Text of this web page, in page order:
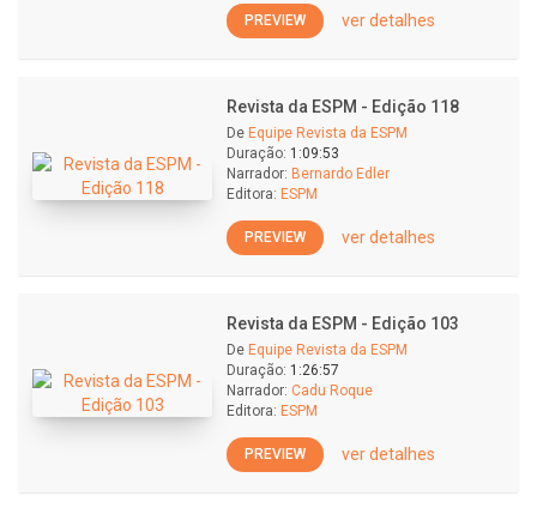
PREVIEW ver detalhes
Revista da ESPM - Edição 118
De Equipe Revista da ESPM
Duração: 1:09:53
Narrador: Bernardo Edler
Editora: ESPM
PREVIEW ver detalhes
Revista da ESPM - Edição 103
De Equipe Revista da ESPM
Duração: 1:26:57
Narrador: Cadu Roque
Editora: ESPM
PREVIEW ver detalhes